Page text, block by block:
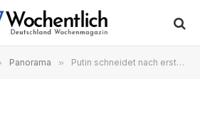
Panorama » Putin schneidet nach erster Prognose über Erwartungen ab